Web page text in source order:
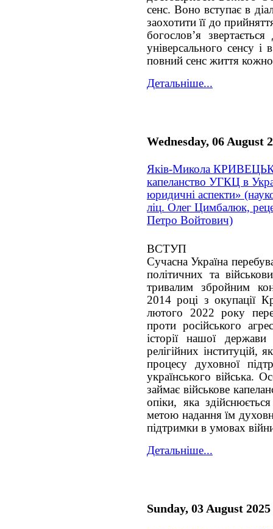
сенс. Воно вступає в
заохотити її до
богослов’я
універсального сенсу і
повний сенс життя
Детальніше...
Wednesday, 06 August
Яків-Микола
капеланство УГКЦ в
юридичні аспекти»
ліц. Олег Цимбалюк,
Петро Войтович)
ВСТУП
Сучасна Україна
політичних та
тривалим збройним
2014 році з окупації
лютого 2022 року
проти російського
історії нашої
релігійних інституцій,
процесу духовної
українського війська.
займає військове
опіки, яка
метою надання їм
підтримки в умовах
Детальніше...
Sunday, 03 August 2025